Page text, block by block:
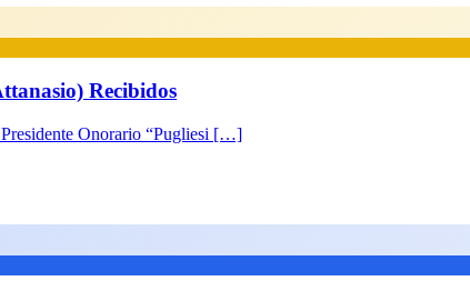
Recibidos
Onorario “Pugliesi […]